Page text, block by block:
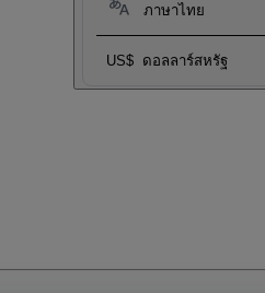
ภาษาไทย
US$ ดอลลาร์สหรัฐ